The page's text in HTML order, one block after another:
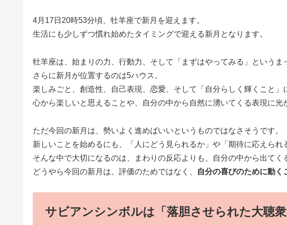
4月17日20時53分頃、牡羊座で新月を迎えます。
生活にも少しずつ慣れ始めたタイミングで迎える新月となります。
牡羊座は、始まりの力、行動力、そして「まずはやってみる」というま
さらに新月が位置するのは5ハウス。
楽しみごと、創造性、自己表現、恋愛、そして「自分らしく輝くこと」
心から楽しいと思えることや、自分の中から自然に湧いてくる表現に光
ただ今回の新月は、勢いよく進めばいいというものではなさそうです。
新しいことを始めるにも、「人にどう見られるか」や「期待に応えられ
そんな中で大切になるのは、まわりの反応よりも、自分の中から出てく
どうやら今回の新月は、評価のためではなく、
自分の喜びのために動く
サビアンシンボルは「落胆させられた大聴衆